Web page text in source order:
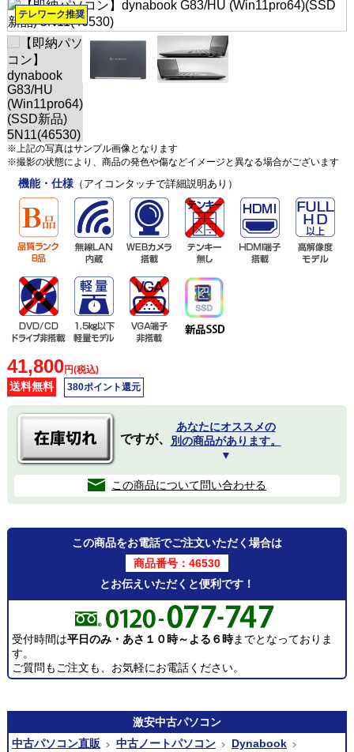
テレワーク推奨
※上記の写真はサンプル画像となります
※撮影の状態により、商品の発色や傷などイメージと異なる場合がございます
機能・仕様（アイコンタッチで詳細説明あり）
41,800円(税込)
送料無料 380ポイント還元
ですが、
あなたにオススメの
別の商品があります。
▼
この商品について問い合わせる
この商品をお電話でご注文いただく場合は
商品番号：46530
とお伝えいただくと便利です！
受付時間は平日のみ・あさ１０時～よる６時までとなっておりま
す。
ご質問もご注文も、お気軽にお電話ください。
激安中古パソコン
中古パソコン直販
中古ノートパソコン
Dynabook